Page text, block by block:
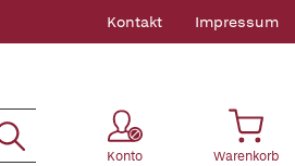
Kontakt Impressum
Konto Warenkorb